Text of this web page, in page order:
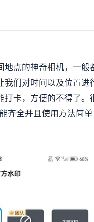
点的神奇相机，一
们对时间以及位置
卡，方便的不得了
齐全并且使用方法简